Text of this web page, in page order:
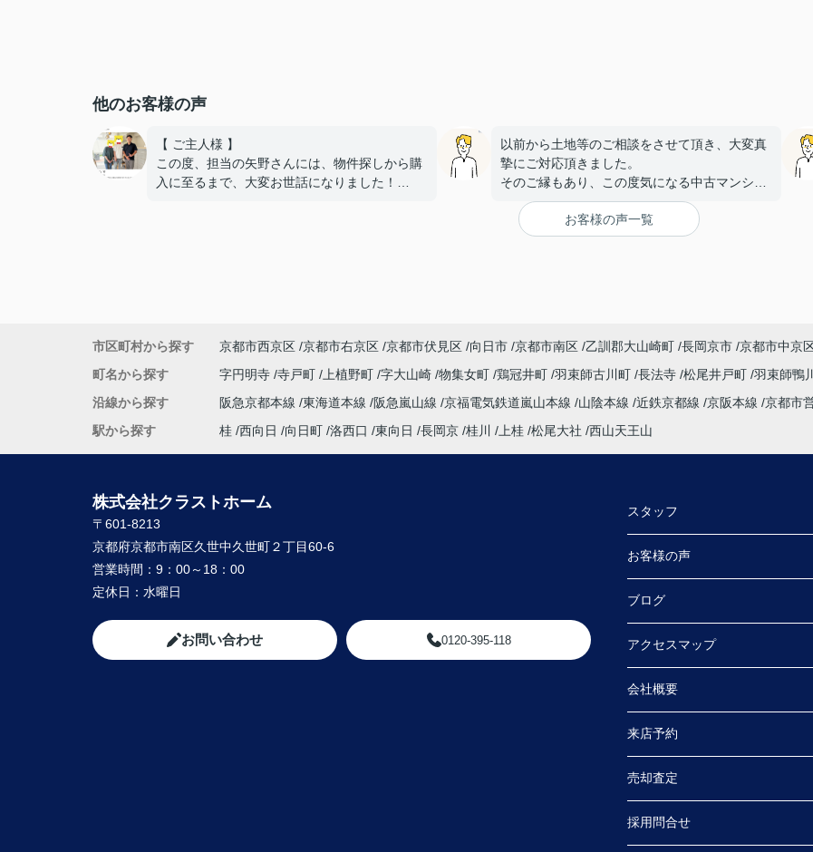
他のお客様の声
【 ご主人様 】
この度、担当の矢野さんには、物件探しから購
入に至るまで、大変お世話になりました！
【 奥様 】
この度、担当して下さった矢野さんには、たい
本当にありがとうございました。
暑い暑い最中、こちらの要望に沿った物件探し
購入にあたって、疑問や質問にも丁寧に説明し
て下さり、各所に度々足を運んで下さり、連絡
や報告など常に迅速に対応して下さいました。
私達家族の希望に、寄り添って尽力して下さる
心から信頼させていただいています。
これからお家探しをされると聞いたら、身内や
友人、知人にも、
クラストホームの矢野さんを紹介させていただ
以前から土地等のご相談をさせて頂き、大変真
摯にご対応頂きました。
そのご縁もあり、この度気になる中古マンショ
ンを見つけ、
こちらに購入を依頼しましたが、大変丁寧かつ
迅速な対応をして頂き満足しております。
お客様の声一覧
市区町村から探す 京都市西京区 京都市右京区 京都市伏見区 向日市 京都市南区 乙訓郡大山崎町 長岡京市 京都市中京
町名から探す
字円明寺 寺戸町 上植野町 字大山崎 物集女町 鶏冠井町 羽束師古川町 長法寺 松尾井戸町 羽束師鴨
沿線から探す
阪急京都本線 東海道本線 阪急嵐山線 京福電気鉄道嵐山本線 山陰本線 近鉄京都線 京阪本線 京都市
駅から探す
桂 西向日 向日町 洛西口 東向日 長岡京 桂川 上桂 松尾大社 西山天王山
株式会社クラストホーム
〒601-8213
京都府京都市南区久世中久世町２丁目60-6
営業時間： 9：00～18：00
定休日： 水曜日
お問い合わせ 0120-395-118
スタッフ
お客様の声
ブログ
アクセスマップ
会社概要
来店予約
売却査定
採用問合せ